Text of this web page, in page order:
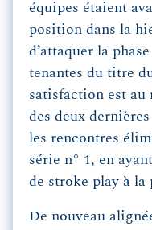
équipes étaient
position dans la
d’attaquer la
tenantes du titre
satisfaction est au
des deux
les rencontres
série n° 1, en
de stroke play à la
De nouveau